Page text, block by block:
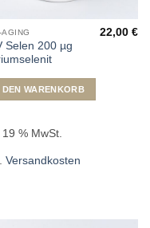
Selen 200 µg
22,00€
DEN WARENKORB
% MwSt.
Versandkosten